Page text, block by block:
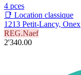
4 pces
📑 Location classique
1213 Petit-Lancy, Onex
REG.Naef
2'340.00